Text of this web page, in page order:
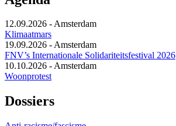
12.09.2026 -Amsterdam
Klimaatmars
19.09.2026 -Amsterdam
FNV’s Internationale Solidariteitsfestival 2026
10.10.2026 -Amsterdam
Woonprotest
Dossiers